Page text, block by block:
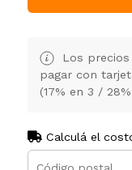
Los
pagar con
(17% en 3 /
Calculá el